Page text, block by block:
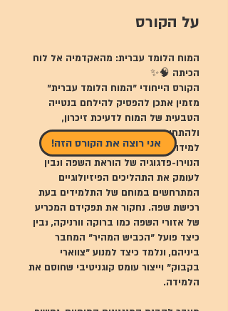
על הקורס
המוח הלומד עברית: מהאקדמיה אל לוח
הקורס הייחודי "המוח הלומד עברית"
מזמין אתכן להפסיק להילחם בנטייה
הטבעית של המוח לדעיכת זיכרון,
ולהתחיל לפעול כארכיטקטיות של
למידה. במהלך הקורס, נצלול אל תוך
הנוירו-פדגוגיה של הוראת השפה ונבין
לעומק את התהליכים הפיזיולוגיים
המתרחשים במוחם של התלמידים בעת
רכישת שפה. נחקור את תפקידם המכריע
של אזורי השפה כמו ברוקה וורניקה, נבין
כיצד פועל "הכביש המהיר" המחבר
ביניהם, ונלמד כיצד למנוע "צווארי
בקבוק" וייצור עומס קוגניטיבי שחוסם את
!אני רוצה את הקורס הזה